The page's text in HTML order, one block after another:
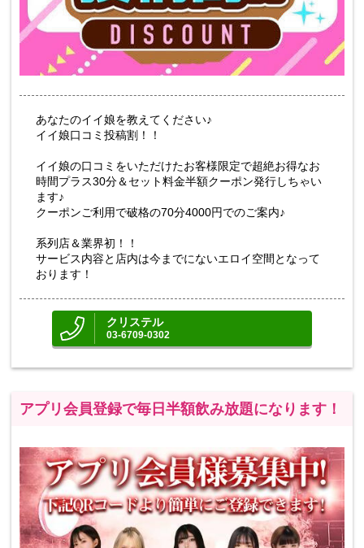
あなたのイイ娘を教えてください♪
イイ娘口コミ投稿割！！
イイ娘の口コミをいただけたお客様限定で超絶お得なお
時間プラス30分＆セット料金半額クーポン発行しちゃい
ます♪
クーポンご利用で破格の70分4000円でのご案内♪
系列店＆業界初！！
サービス内容と店内は今までにないエロイ空間となって
おります！
クリステル
03-6709-0302
アプリ会員登録で毎日半額飲み放題になります！